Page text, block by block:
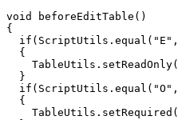
void beforeEditTable ( )
{
if ( ScriptUtils . equal ( "E" ,
{
TableUtils . setReadOnly(
}
if ( ScriptUtils . equal ( "O" ,
{
TableUtils . setRequired (